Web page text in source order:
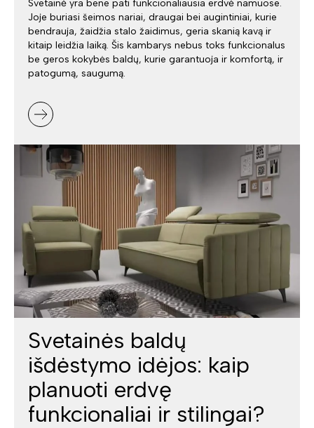
Svetainė yra bene pati funkcionaliausia erdvė namuose.
Joje buriasi šeimos nariai, draugai bei augintiniai, kurie
bendrauja, žaidžia stalo žaidimus, geria skanią kavą ir
kitaip leidžia laiką. Šis kambarys nebus toks funkcionalus
be geros kokybės baldų, kurie garantuoja ir komfortą, ir
patogumą, saugumą.
Svetainės baldų
išdėstymo idėjos: kaip
planuoti erdvę
funkcionaliai ir stilingai?